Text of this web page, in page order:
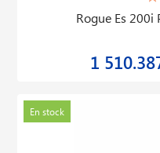
Rogue Es 200i
1
En stock